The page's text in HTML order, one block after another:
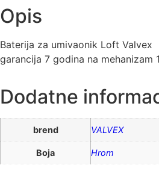
Opis
Baterija za umivaonik Loft Valvex
garancija 7 godina na mehanizam
Dodatne
brend VALVEX
Boja Hrom